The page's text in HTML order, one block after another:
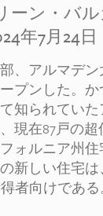
ーン・バル
年7月24日
、アルマデ
プンした。か
知られてい
現在87戸の
ォルニア州
新しい住宅
者向けである